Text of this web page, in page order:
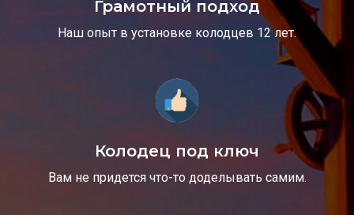
Грамотный подход
Наш опыт в установке колодцев 12 лет.
Колодец под ключ
Вам не придется что-то доделывать самим.